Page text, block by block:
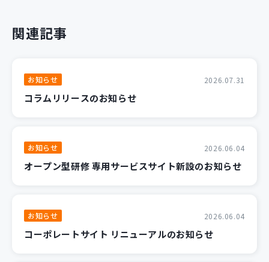
関連記事
お知らせ 2026.07.31
コラムリリースのお知らせ
お知らせ 2026.06.04
オープン型研修 専用サービスサイト新設のお知らせ
お知らせ 2026.06.04
コーポレートサイト リニューアルのお知らせ